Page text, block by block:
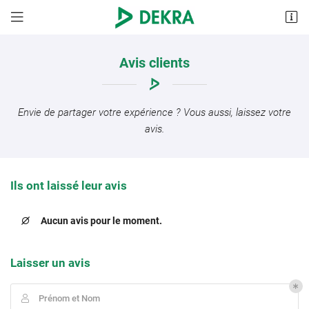
655 avenue Roland Garros
Avis clients
Envie de partager votre expérience ? Vous aussi, laissez votre
avis.
Ils ont laissé leur avis
 Aucun avis pour le moment.
Laisser un avis
 Prénom et Nom